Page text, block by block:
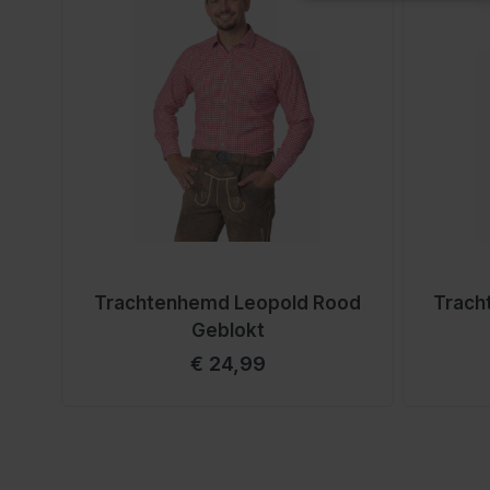
Trachtenhemd Leopold Rood
Geblokt
€ 24,99